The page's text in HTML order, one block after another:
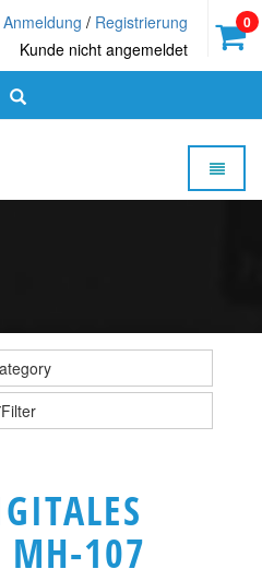
0
Anmeldung / Registrierung
Kunde nicht angemeldet
Toggle
Filter
MH-107